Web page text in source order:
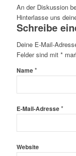
An der Diskussion
Hinterlasse uns
Schreibe
Deine E-Mail-
Felder sind mit *
Name*
E-Mail-Adresse*
Website